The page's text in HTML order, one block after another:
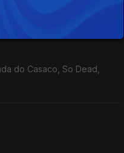
do Casaco, So Dead,